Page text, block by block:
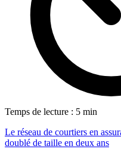
Temps de lecture : 5 min
Le réseau de courtiers en
doublé de taille en deux ans